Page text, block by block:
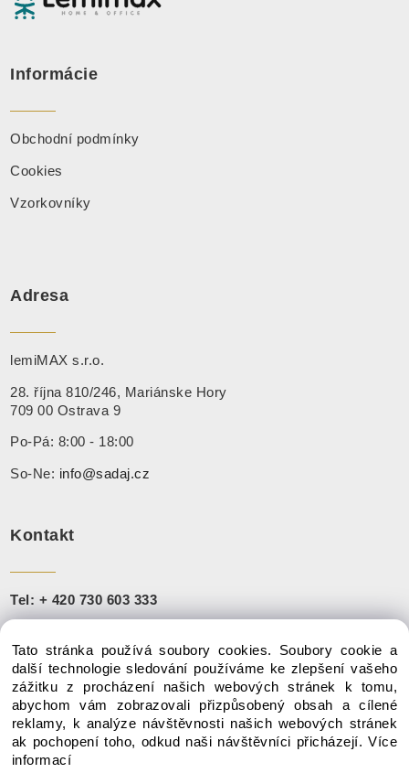
Informácie
Obchodní podmínky
Cookies
Vzorkovníky
Adresa
lemiMAX s.r.o.
28. října 810/246, Mariánske Hory
709 00 Ostrava 9
Po-Pá: 8:00 - 18:00
So-Ne: info@sadaj.cz
Kontakt
Tel: + 420 730 603 333
Mail: info@sadaj.cz
Copyright © 2020 SADAJ.CZ, V šechna práva vyhrazena
Tato stránka používá soubory cookies. Soubory cookie a
další technologie sledování používáme ke zlepšení vašeho
zážitku z procházení našich webových stránek k tomu,
abychom vám zobrazovali přizpůsobený obsah a cílené
reklamy, k analýze návštěvnosti našich webových stránek
ak pochopení toho, odkud naši návštěvníci přicházejí.Více
informací